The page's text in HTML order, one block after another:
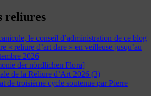
reliures
le conseil d’administration de ce blog
« reliure d’art dare » en veilleuse jusqu’au
2026
der nördlichen Flora]
de la Reliure d’Art 2026 (3)
de troisième cycle soutenue par Pierre